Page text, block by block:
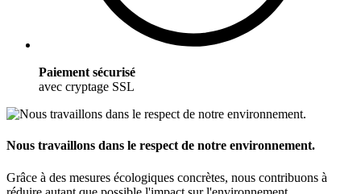
Paiement sécurisé
avec cryptage SSL
Nous travaillons dans le respect de notre environnement.
Grâce à des mesures écologiques concrètes, nous contribuons à